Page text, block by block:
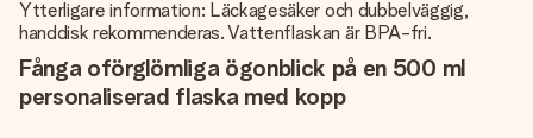
Ytterligare information: Läckagesäker och dubbelväggig,
handdisk rekommenderas. Vattenflaskan är BPA-fri.
Fånga oförglömliga ögonblick på en 500 ml
personaliserad flaska med kopp